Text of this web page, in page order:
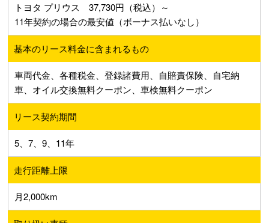
トヨタ プリウス 37,730円（税込）～
11年契約の場合の最安値（ボーナス払いなし）
基本のリース料金に含まれるもの
車両代金、各種税金、登録諸費用、自賠責保険、自宅納
車、オイル交換無料クーポン、車検無料クーポン
リース契約期間
5、7、9、11年
走行距離上限
月2,000km